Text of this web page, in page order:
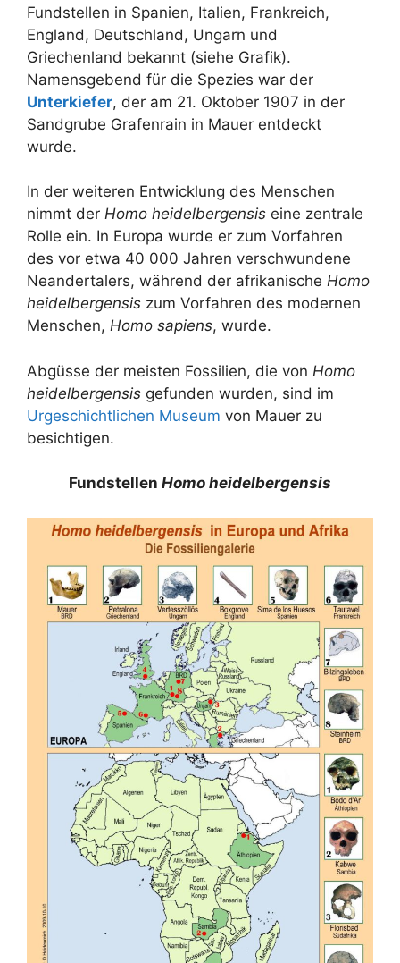
Fundstellen in Spanien, Italien, Frankreich,
England, Deutschland, Ungarn und
Griechenland bekannt (siehe Grafik).
Namensgebend für die Spezies war der
Unterkiefer, der am 21. Oktober 1907 in der
Sandgrube Grafenrain in Mauer entdeckt
wurde.
In der weiteren Entwicklung des Menschen
nimmt der Homo heidelbergensis eine zentrale
Rolle ein. In Europa wurde er zum Vorfahren
des vor etwa 40 000 Jahren verschwundene
Neandertalers, während der afrikanische Homo
heidelbergensis zum Vorfahren des modernen
Menschen, Homo sapiens, wurde.
Abgüsse der meisten Fossilien, die von Homo
heidelbergensis gefunden wurden, sind im
Urgeschichtlichen Museum von Mauer zu
besichtigen.
Fundstellen Homo heidelbergensis